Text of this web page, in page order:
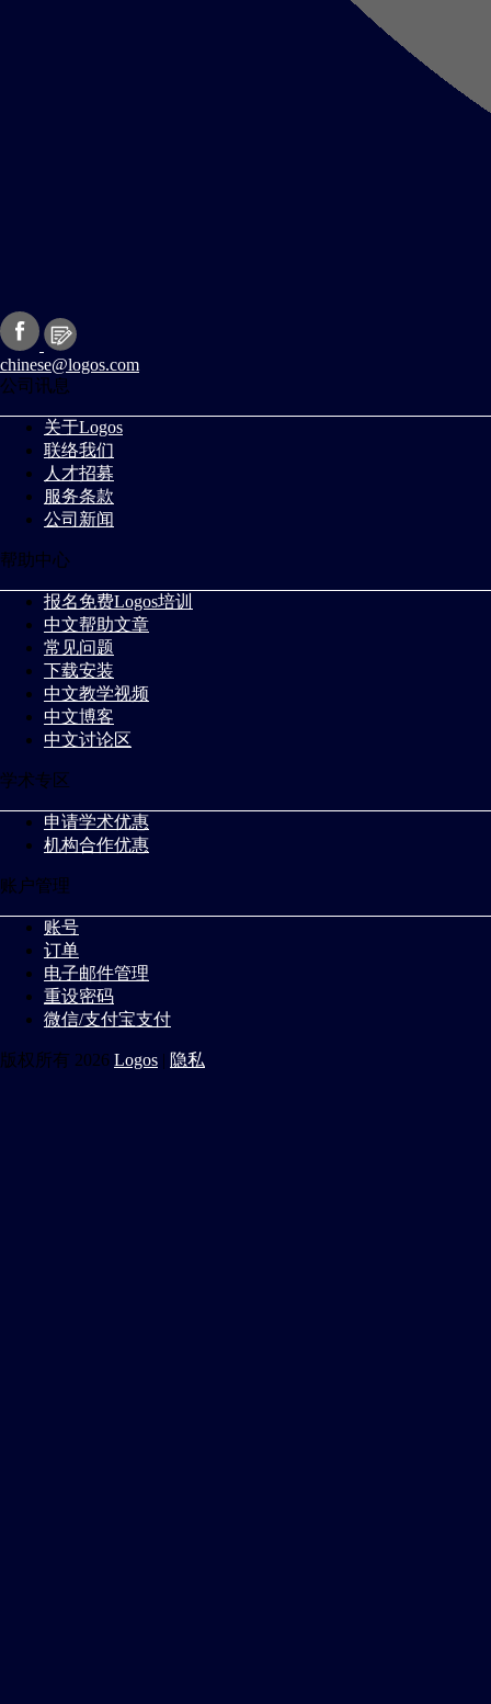
chinese@logos.com
公司讯息
关于Logos
联络我们
人才招募
服务条款
公司新闻
帮助中心
报名免费Logos培训
中文帮助文章
常见问题
下载安装
中文教学视频
中文博客
中文讨论区
学术专区
申请学术优惠
机构合作优惠
账户管理
账号
订单
电子邮件管理
重设密码
微信/支付宝支付
版权所有 2026 Logos | 隐私